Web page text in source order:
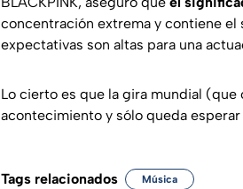
concentración extrema y contiene
expectativas son altas para una
Lo cierto es que la gira mundial
acontecimiento y sólo queda
Tags relacionados Música